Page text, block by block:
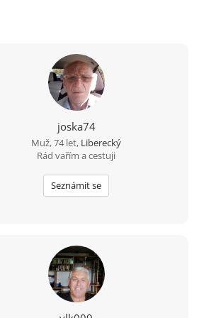
joska74
Muž, 74 let, Liberecký
Rád vařím a cestuji
Seznámit se